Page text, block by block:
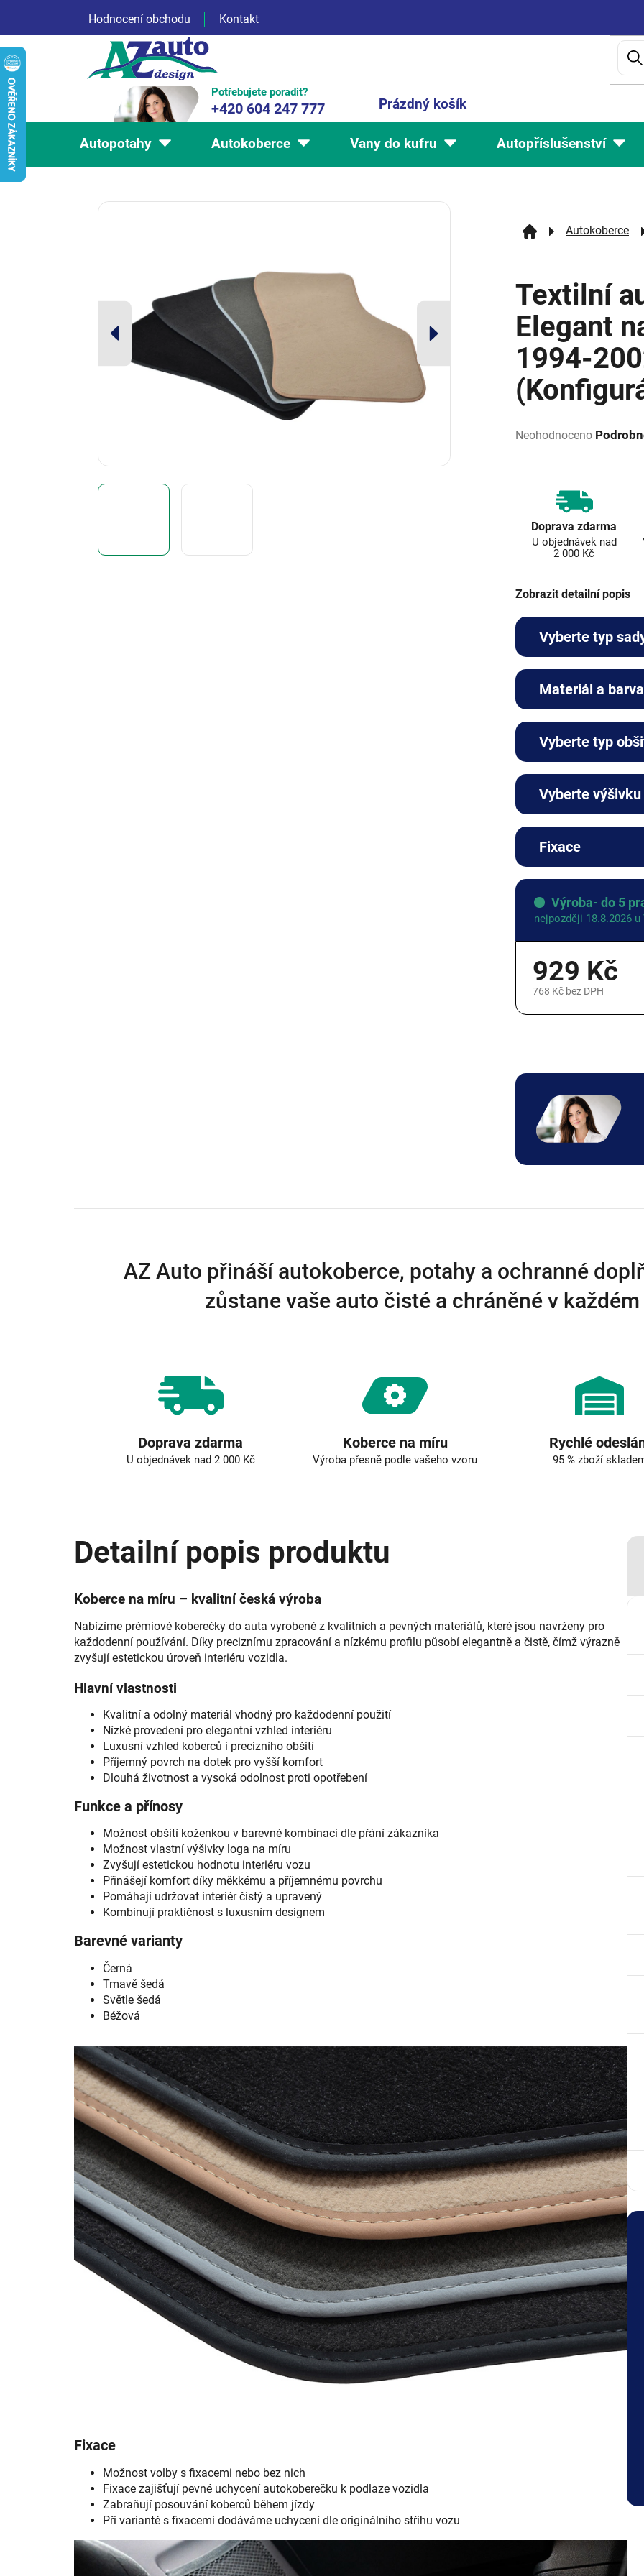
obsah
Hodnocení obchodu Kontakt
Potřebujete poradit?
+420 604 247 777
Nákupní
košík
Prázdný košík
Autopotahy Autokoberce Vany do kufru Autopříslušenství
Zobrazit detailní popis
Vyberte typ
Kompletní
+0 Kč
Materiál a
Vyberte typ
+0 Kč
Vyberte výšivku
Nápis
+189 Kč
Fixace
originálu
+0 Kč
Výroba- do 5
nejpozději 18.8.2026 u
929 Kč
768 Kč bez DPH
Autokoberce
Doprava zdarma
U objednávek nad
2 000 Kč
Textilní
Elegant
1994-
hodnocení
hvězdiček.
Neohodnoceno
AZ Auto přináší autokoberce, potahy a ochranné
zůstane vaše auto čisté a chráněné v
Doprava zdarma
U objednávek nad 2 000 Kč
Koberce na míru
Výroba přesně podle vašeho vzoru
Rychlé
95 % zboží
Detailní popis produktu
Koberce na míru – kvalitní česká výroba
Nabízíme prémiové koberečky do auta vyrobené z kvalitních a pevných materiálů, které jsou navrženy pro
každodenní používání. Díky preciznímu zpracování a nízkému profilu působí elegantně a čistě, čímž výrazně
zvyšují estetickou úroveň interiéru vozidla.
Hlavní vlastnosti
Kvalitní a odolný materiál vhodný pro každodenní použití
Nízké provedení pro elegantní vzhled interiéru
Luxusní vzhled koberců i precizního obšití
Příjemný povrch na dotek pro vyšší komfort
Dlouhá životnost a vysoká odolnost proti opotřebení
Funkce a přínosy
Možnost obšití koženkou v barevné kombinaci dle přání zákazníka
Možnost vlastní výšivky loga na míru
Zvyšují estetickou hodnotu interiéru vozu
Přinášejí komfort díky měkkému a příjemnému povrchu
Pomáhají udržovat interiér čistý a upravený
Kombinují praktičnost s luxusním designem
Barevné varianty
Černá
Tmavě šedá
Světle šedá
Béžová
Fixace
Možnost volby s fixacemi nebo bez nich
Fixace zajišťují pevné uchycení autokoberečku k podlaze vozidla
Zabraňují posouvání koberců během jízdy
Při variantě s fixacemi dodáváme uchycení dle originálního střihu vozu